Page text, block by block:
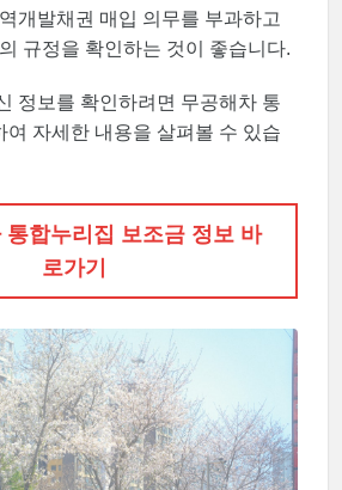
개발채권 매입 의무를 부과하고
규정을 확인하는 것이 좋습니다.
정보를 확인하려면 무공해차 통
여 자세한 내용을 살펴볼 수 있습
합누리집 보조금 정보 바
로가기